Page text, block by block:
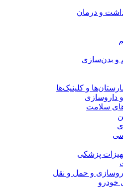
و درمان
و بدن‌سازی
و کلینیک‌ها
و داروسازی
سلامت
پزشکی
و حمل و نقل
خودرو